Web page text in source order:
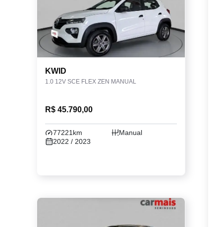
KWID
1.0 12V SCE FLEX ZEN MANUAL
R$ 45.790,00
77221km
Manual
2022 / 2023